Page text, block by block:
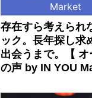
Market
存在すら考えられ
ック。長年探し求
出会うまで。【
の声 by IN YOU